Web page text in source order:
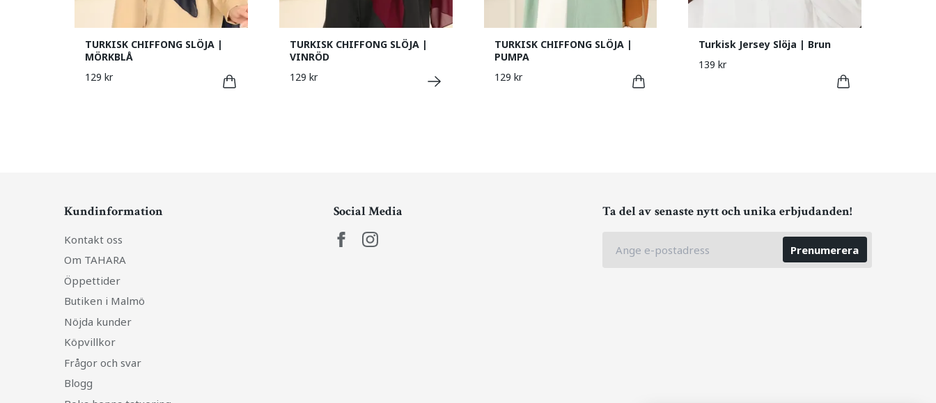
TURKISK CHIFFONG SLÖJA |
MÖRKBLÅ
129 kr
TURKISK CHIFFONG SLÖJA |
VINRÖD
129 kr
TURKISK CHIFFONG SLÖJA |
PUMPA
129 kr
Turkisk Jersey Slöja | Brun
139 kr
Kundinformation
Kontakt oss
Om TAHARA
Öppettider
Butiken i Malmö
Nöjda kunder
Köpvillkor
Frågor och svar
Blogg
Social Media Ta del av senaste nytt och unika erbjudanden!
Prenumerera